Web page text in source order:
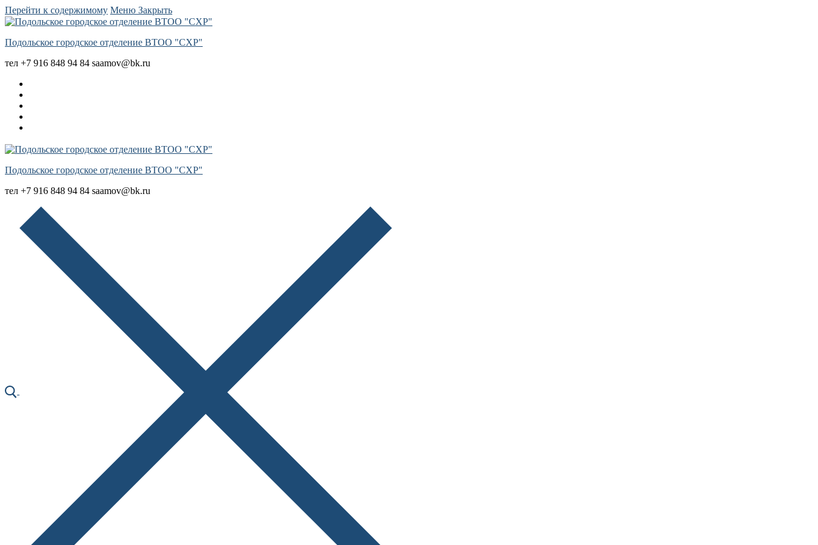
Перейти к содержимому Меню Закрыть
Подольское городское отделение ВТОО "СХР"
тел +7 916 848 94 84 saamov@bk.ru
Подольское городское отделение ВТОО "СХР"
тел +7 916 848 94 84 saamov@bk.ru